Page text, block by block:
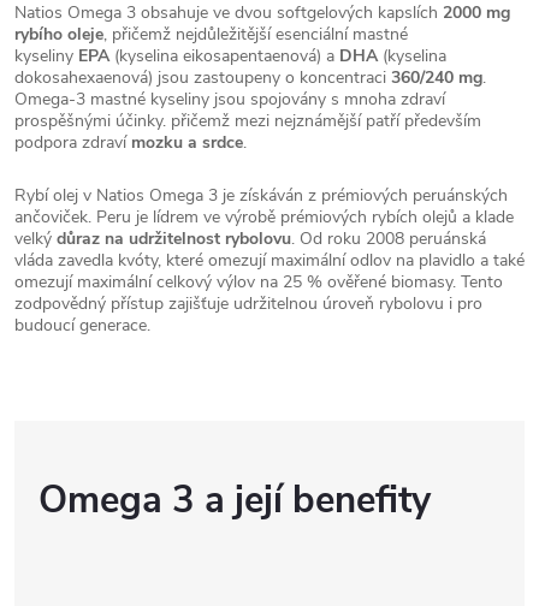
Natios Omega 3 obsahuje ve dvou softgelových kapslích 2000 mg
rybího oleje, přičemž nejdůležitější esenciální mastné
kyseliny EPA(kyselina eikosapentaenová) a DHA(kyselina
dokosahexaenová) jsou zastoupeny o koncentraci 360/240 mg.
Omega-3 mastné kyseliny jsou spojovány s mnoha zdraví
prospěšnými účinky. přičemž mezi nejznámější patří především
podpora zdraví mozku a srdce.
Rybí olej v Natios Omega 3 je získáván z prémiových peruánských
ančoviček. Peru je lídrem ve výrobě prémiových rybích olejů a klade
velký důraz na udržitelnost rybolovu. Od roku 2008 peruánská
vláda zavedla kvóty, které omezují maximální odlov na plavidlo a také
omezují maximální celkový výlov na 25 % ověřené biomasy. Tento
zodpovědný přístup zajišťuje udržitelnou úroveň rybolovu i pro
budoucí generace.
Omega 3 a její benefity